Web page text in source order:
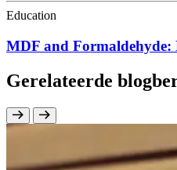
Education
MDF and
Gerelateerde